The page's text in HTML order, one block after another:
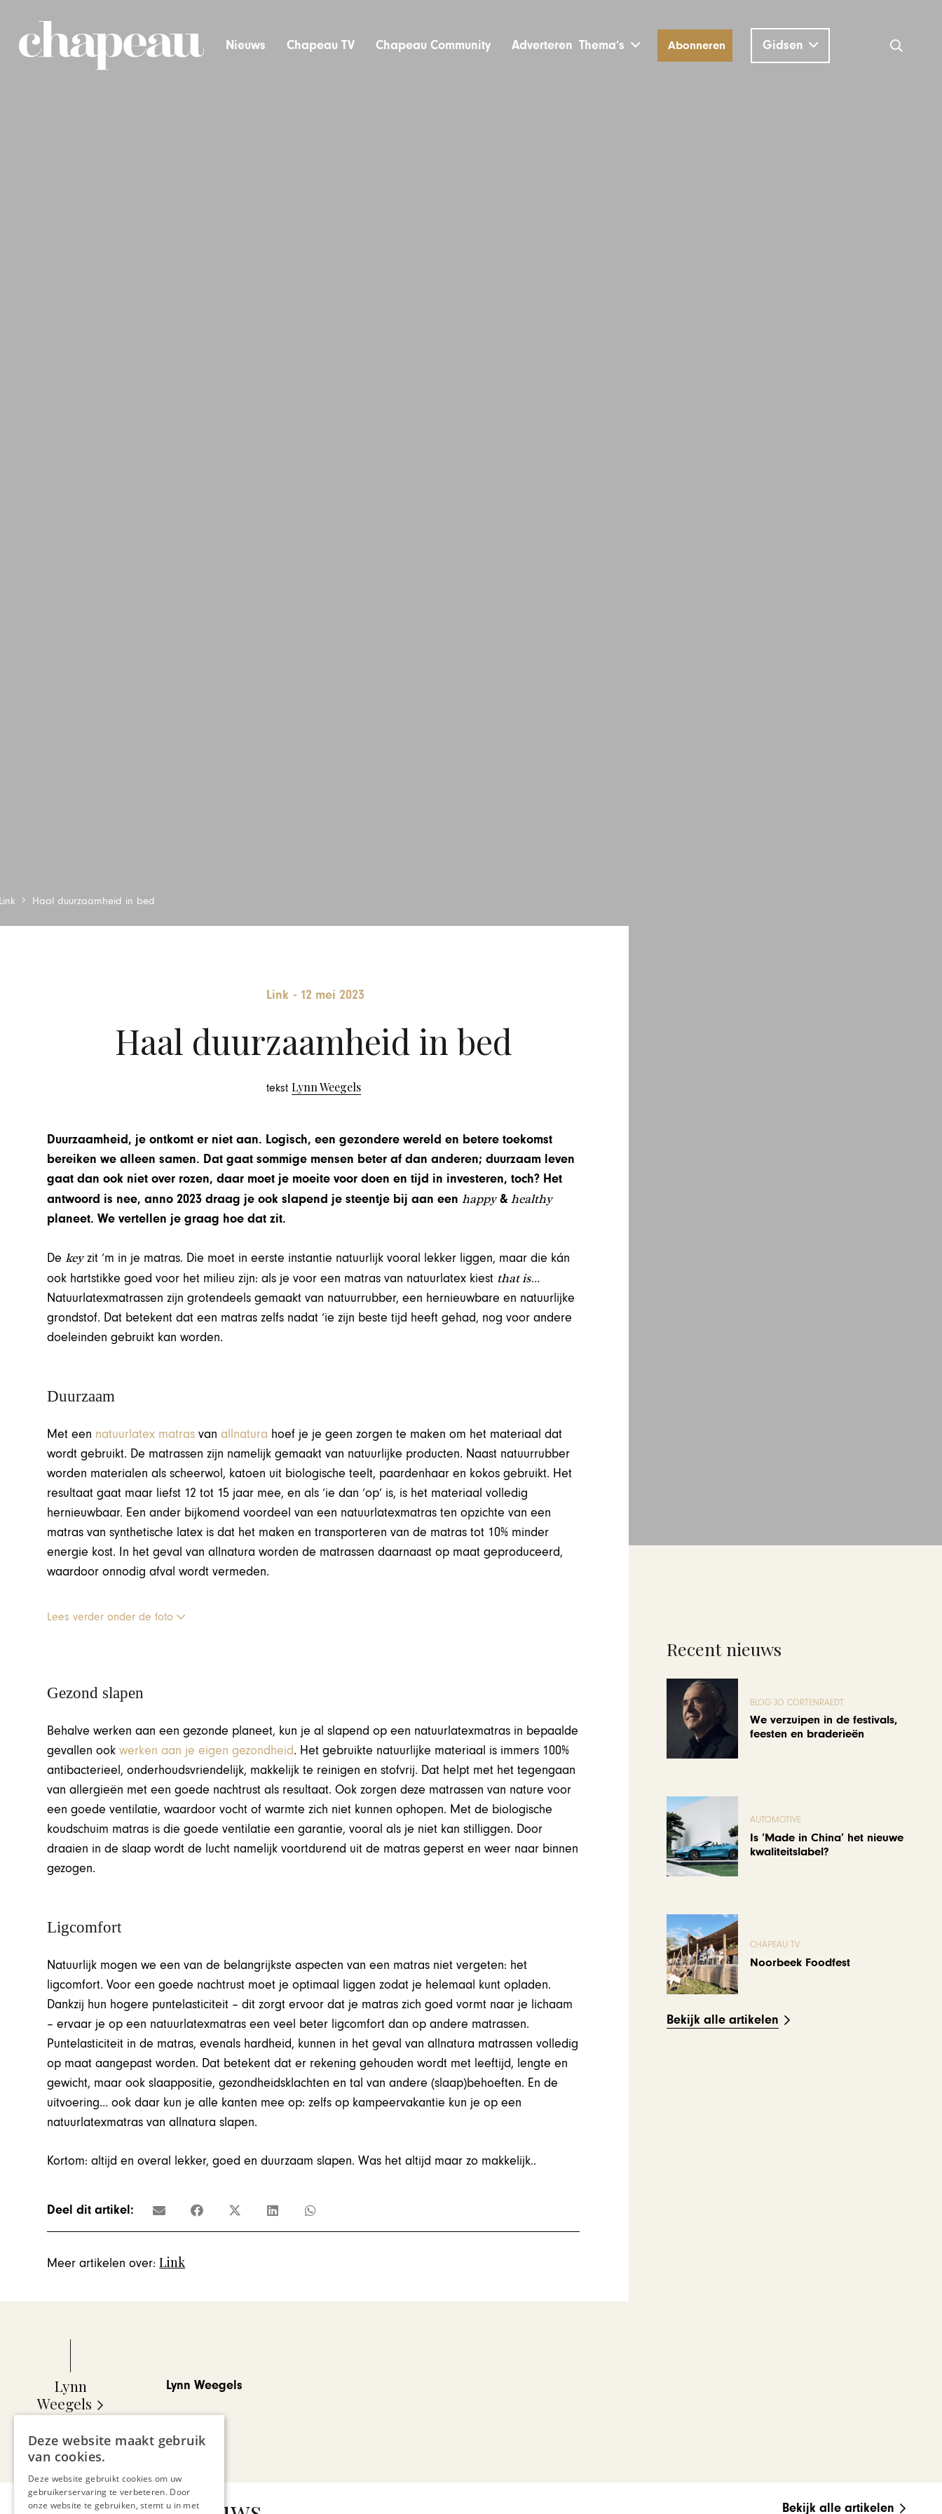
Nieuws Chapeau TV Chapeau Community Adverteren Thema’s Abonneren Gidsen
Haal duurzaamheid in bed
Link - 12 mei 2023
Haal duurzaamheid in bed
tekst Lynn Weegels
Duurzaamheid, je ontkomt er niet aan. Logisch, een gezondere wereld en betere toekomst
bereiken we alleen samen. Dat gaat sommige mensen beter af dan anderen; duurzaam leven
gaat dan ook niet over rozen, daar moet je moeite voor doen en tijd in investeren, toch? Het
antwoord is nee, anno 2023 draag je ook slapend je steentje bij aan eenhappy&healthy
planeet. We vertellen je graag hoe dat zit.
Dekeyzit ‘m in je matras. Die moet in eerste instantie natuurlijk vooral lekker liggen, maar die kán
ook hartstikke goed voor het milieu zijn: als je voor een matras van natuurlatex kiest that is…
Natuurlatexmatrassen zijn grotendeels gemaakt van natuurrubber, een hernieuwbare en natuurlijke
grondstof. Dat betekent dat een matras zelfs nadat ‘ie zijn beste tijd heeft gehad, nog voor andere
doeleinden gebruikt kan worden.
Duurzaam
Met een natuurlatex matras vanallnatura hoef je je geen zorgen te maken om het materiaal dat
wordt gebruikt. De matrassen zijn namelijk gemaakt van natuurlijke producten. Naast natuurrubber
worden materialen als scheerwol, katoen uit biologische teelt, paardenhaar en kokos gebruikt. Het
resultaat gaat maar liefst 12 tot 15 jaar mee, en als ‘ie dan ‘op’ is, is het materiaal volledig
hernieuwbaar. Een ander bijkomend voordeel van een natuurlatexmatras ten opzichte van een
matras van synthetische latex is dat het maken en transporteren van de matras tot 10% minder
energie kost. In het geval van allnatura worden de matrassen daarnaast op maat geproduceerd,
waardoor onnodig afval wordt vermeden.
Lees verder onder de foto
Gezond slapen
Behalve werken aan een gezonde planeet, kun je al slapend op een natuurlatexmatras in bepaalde
gevallen ookwerken aan je eigen gezondheid. Het gebruikte natuurlijke materiaal is immers 100%
antibacterieel, onderhoudsvriendelijk, makkelijk te reinigen en stofvrij. Dat helpt met het tegengaan
van allergieën met een goede nachtrust als resultaat. Ook zorgen deze matrassen van nature voor
een goede ventilatie, waardoor vocht of warmte zich niet kunnen ophopen. Met de biologische
koudschuim matras is die goede ventilatie een garantie, vooral als je niet kan stilliggen. Door
draaien in de slaap wordt de lucht namelijk voortdurend uit de matras geperst en weer naar binnen
gezogen.
Ligcomfort
Natuurlijk mogen we een van de belangrijkste aspecten van een matras niet vergeten: het
ligcomfort. Voor een goede nachtrust moet je optimaal liggen zodat je helemaal kunt opladen.
Dankzij hun hogere puntelasticiteit – dit zorgt ervoor dat je matras zich goed vormt naar je lichaam
– ervaar je op een natuurlatexmatras een veel beter ligcomfort dan op andere matrassen.
Puntelasticiteit in de matras, evenals hardheid, kunnen in het geval van allnatura matrassen volledig
op maat aangepast worden. Dat betekent dat er rekening gehouden wordt met leeftijd, lengte en
gewicht, maar ook slaappositie, gezondheidsklachten en tal van andere (slaap)behoeften. En de
uitvoering… ook daar kun je alle kanten mee op: zelfs op kampeervakantie kun je op een
natuurlatexmatras van allnatura slapen.
Kortom: altijd en overal lekker, goed en duurzaam slapen. Was het altijd maar zo makkelijk..
Deel dit artikel:
Meer artikelen over: Link
Lynn
Weegels
Lynn Weegels
Recent nieuws
BLOG JO CORTENRAEDT
We verzuipen in de festivals,
feesten en braderieën
AUTOMOTIVE
Is ‘Made in China’ het nieuwe
kwaliteitslabel?
CHAPEAU TV
Noorbeek Foodfest
Bekijk alle artikelen
Bekijk alle artikelen
Deze website maakt gebruik
van cookies.
Deze website gebruikt cookies om uw
gebruikerservaring te verbeteren. Door
onze website te gebruiken, stemt u in met